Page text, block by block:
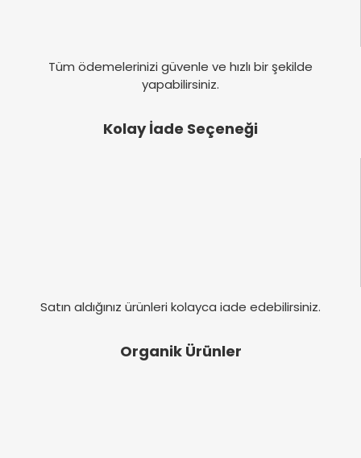
Tüm ödemelerinizi güvenle ve hızlı bir şekilde
yapabilirsiniz.
Kolay İade Seçeneği
Satın aldığınız ürünleri kolayca iade edebilirsiniz.
Organik Ürünler